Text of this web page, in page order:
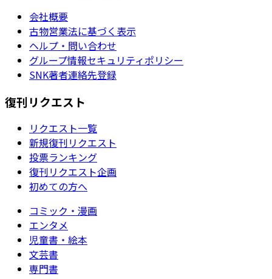
会社概要
古物営業法に基づく表示
ヘルプ・問い合わせ
グループ情報セキュリティポリシー
SNK著者連絡先登録
復刊リクエスト
リクエスト一覧
新規復刊リクエスト
投票ランキング
復刊リクエスト企画
初めての方へ
コミック・漫画
エンタメ
児童書・絵本
文芸書
専門書